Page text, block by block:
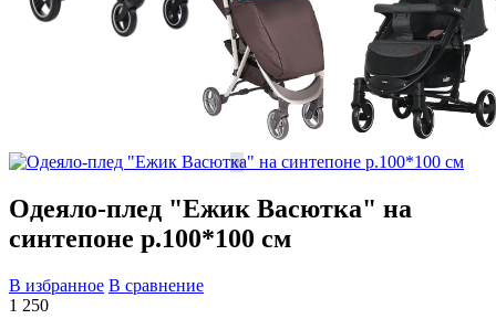
Одеяло-плед "Ежик Васютка" на
синтепоне р.100*100 см
В избранное В сравнение
1 250